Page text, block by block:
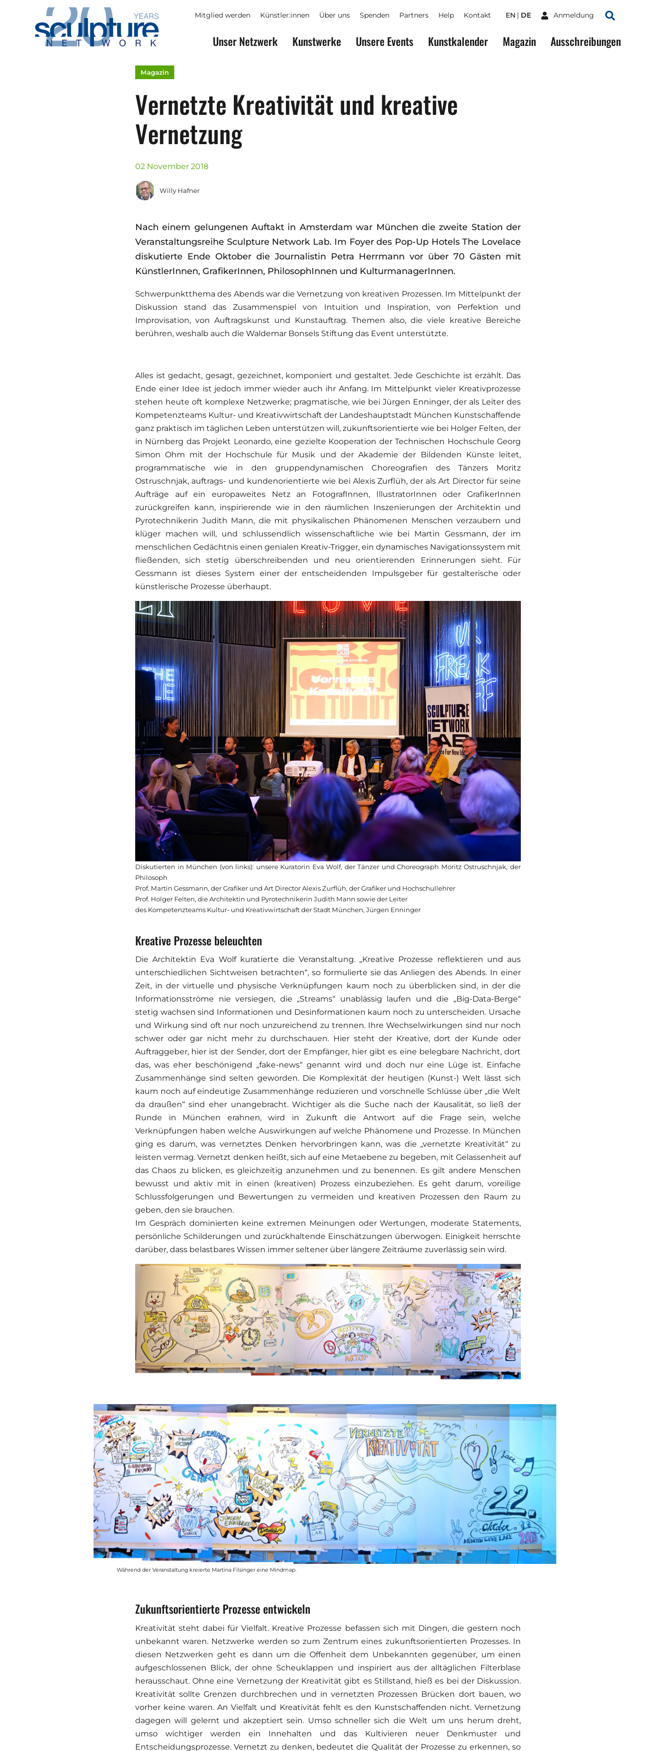
Skip to main content
Mitglied werden Künstler:innen Über uns Spenden Partners Help Kontakt EN DE Anmeldung
Suchen
Unser Netzwerk Kunstwerke Unsere Events Kunstkalender Magazin Ausschreibungen
Magazin
Vernetzte Kreativität und kreative
Vernetzung
02 November 2018
Willy Hafner
Nach einem gelungenen Auftakt in Amsterdam war München die zweite Station der
Veranstaltungsreihe Sculpture Network Lab. Im Foyer des Pop-Up Hotels The Lovelace
diskutierte Ende Oktober die Journalistin Petra Herrmann vor über 70 Gästen mit
KünstlerInnen, GrafikerInnen, PhilosophInnen und KulturmanagerInnen.
Schwerpunktthema des Abends war die Vernetzung von kreativen Prozessen. Im Mittelpunkt der
Diskussion stand das Zusammenspiel von Intuition und Inspiration, von Perfektion und
Improvisation, von Auftragskunst und Kunstauftrag. Themen also, die viele kreative Bereiche
berühren, weshalb auch die Waldemar Bonsels Stiftung das Event unterstützte.
Alles ist gedacht, gesagt, gezeichnet, komponiert und gestaltet. Jede Geschichte ist erzählt. Das
Ende einer Idee ist jedoch immer wieder auch ihr Anfang. Im Mittelpunkt vieler Kreativprozesse
stehen heute oft komplexe Netzwerke; pragmatische, wie bei Jürgen Enninger, der als Leiter des
Kompetenzteams Kultur- und Kreativwirtschaft der Landeshauptstadt München Kunstschaffende
ganz praktisch im täglichen Leben unterstützen will, zukunftsorientierte wie bei Holger Felten, der
in Nürnberg das Projekt Leonardo, eine gezielte Kooperation der Technischen Hochschule Georg
Simon Ohm mit der Hochschule für Musik und der Akademie der Bildenden Künste leitet,
programmatische wie in den gruppendynamischen Choreografien des Tänzers Moritz
Ostruschnjak, auftrags- und kundenorientierte wie bei Alexis Zurflüh, der als Art Director für seine
Aufträge auf ein europaweites Netz an FotografInnen, IllustratorInnen oder GrafikerInnen
zurückgreifen kann, inspirierende wie in den räumlichen Inszenierungen der Architektin und
Pyrotechnikerin Judith Mann, die mit physikalischen Phänomenen Menschen verzaubern und
klüger machen will, und schlussendlich wissenschaftliche wie bei Martin Gessmann, der im
menschlichen Gedächtnis einen genialen Kreativ-Trigger, ein dynamisches Navigationssystem mit
fließenden, sich stetig überschreibenden und neu orientierenden Erinnerungen sieht. Für
Gessmann ist dieses System einer der entscheidenden Impulsgeber für gestalterische oder
künstlerische Prozesse überhaupt.
Diskutierten in München (von links): unsere Kuratorin Eva Wolf, der Tänzer und Choreograph Moritz Ostruschnjak, der
Philosoph
Prof. Martin Gessmann, der Grafiker und Art Director Alexis Zurflüh, der Grafiker und Hochschullehrer
Prof. Holger Felten, die Architektin und Pyrotechnikerin Judith Mann sowie der Leiter
des Kompetenzteams Kultur- und Kreativwirtschaft der Stadt München, Jürgen Enninger
Kreative Prozesse beleuchten
Die Architektin Eva Wolf kuratierte die Veranstaltung. „Kreative Prozesse reflektieren und aus
unterschiedlichen Sichtweisen betrachten“, so formulierte sie das Anliegen des Abends. In einer
Zeit, in der virtuelle und physische Verknüpfungen kaum noch zu überblicken sind, in der die
Informationsströme nie versiegen, die „Streams“ unablässig laufen und die „Big-Data-Berge“
stetig wachsen sind Informationen und Desinformationen kaum noch zu unterscheiden. Ursache
und Wirkung sind oft nur noch unzureichend zu trennen. Ihre Wechselwirkungen sind nur noch
schwer oder gar nicht mehr zu durchschauen. Hier steht der Kreative, dort der Kunde oder
Auftraggeber, hier ist der Sender, dort der Empfänger, hier gibt es eine belegbare Nachricht, dort
das, was eher beschönigend „fake-news“ genannt wird und doch nur eine Lüge ist. Einfache
Zusammenhänge sind selten geworden. Die Komplexität der heutigen (Kunst-) Welt lässt sich
kaum noch auf eindeutige Zusammenhänge reduzieren und vorschnelle Schlüsse über „die Welt
da draußen“ sind eher unangebracht. Wichtiger als die Suche nach der Kausalität, so ließ der
Runde in München erahnen, wird in Zukunft die Antwort auf die Frage sein, welche
Verknüpfungen haben welche Auswirkungen auf welche Phänomene und Prozesse. In München
ging es darum, was vernetztes Denken hervorbringen kann, was die „vernetzte Kreativität“ zu
leisten vermag. Vernetzt denken heißt, sich auf eine Metaebene zu begeben, mit Gelassenheit auf
das Chaos zu blicken, es gleichzeitig anzunehmen und zu benennen. Es gilt andere Menschen
bewusst und aktiv mit in einen (kreativen) Prozess einzubeziehen. Es geht darum, voreilige
Schlussfolgerungen und Bewertungen zu vermeiden und kreativen Prozessen den Raum zu
geben, den sie brauchen.
Im Gespräch dominierten keine extremen Meinungen oder Wertungen, moderate Statements,
persönliche Schilderungen und zurückhaltende Einschätzungen überwogen. Einigkeit herrschte
darüber, dass belastbares Wissen immer seltener über längere Zeiträume zuverlässig sein wird.
Während der Veranstaltung kreierte Martina Filsinger eine Mindmap.
Zukunftsorientierte Prozesse entwickeln
Kreativität steht dabei für Vielfalt. Kreative Prozesse befassen sich mit Dingen, die gestern noch
unbekannt waren. Netzwerke werden so zum Zentrum eines zukunftsorientierten Prozesses. In
diesen Netzwerken geht es dann um die Offenheit dem Unbekannten gegenüber, um einen
aufgeschlossenen Blick, der ohne Scheuklappen und inspiriert aus der alltäglichen Filterblase
herausschaut. Ohne eine Vernetzung der Kreativität gibt es Stillstand, hieß es bei der Diskussion.
Kreativität sollte Grenzen durchbrechen und in vernetzten Prozessen Brücken dort bauen, wo
vorher keine waren. An Vielfalt und Kreativität fehlt es den Kunstschaffenden nicht. Vernetzung
dagegen will gelernt und akzeptiert sein. Umso schneller sich die Welt um uns herum dreht,
umso wichtiger werden ein Innehalten und das Kultivieren neuer Denkmuster und
Entscheidungsprozesse. Vernetzt zu denken, bedeutet die Qualität der Prozesse zu erkennen, so